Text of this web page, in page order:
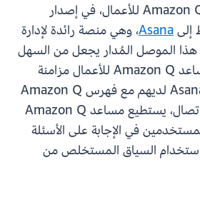
يدعم الآن مساعد Amazon Q للأعمال، في إصدار
إلىAsana، وهي منصة رائدة لإدارة
الموصل المُدار يجعل من السهل
على مستخدمي مساعد Amazon Q للأعمال مزامنة
البيانات من مثيل Asana لديهم مع فهرس Amazon Q
الخاص بهم. عند الاتصال، يستطيع مساعد Amazon Q
في الإجابة على الأسئلة
السياق المستخلص من